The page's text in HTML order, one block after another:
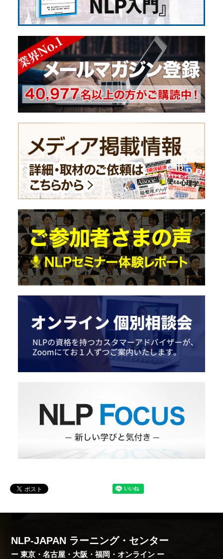
NLP-JAPAN ラーニング・センター
ー 東京・名古屋・大阪・福岡・オンライン ー